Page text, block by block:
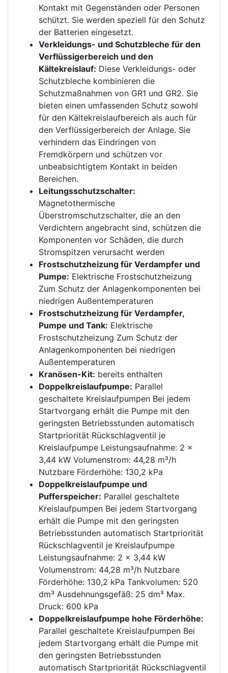
Kontakt mit Gegenständen oder Personen
schützt. Sie werden speziell für den Schutz
der Batterien eingesetzt.
Verkleidungs- und Schutzbleche für den
Verflüssigerbereich und den
Kältekreislauf: Diese Verkleidungs- oder
Schutzbleche kombinieren die
Schutzmaßnahmen von GR1 und GR2. Sie
bieten einen umfassenden Schutz sowohl
für den Kältekreislaufbereich als auch für
den Verflüssigerbereich der Anlage. Sie
verhindern das Eindringen von
Fremdkörpern und schützen vor
unbeabsichtigtem Kontakt in beiden
Bereichen.
Leitungsschutzschalter:
Magnetothermische
Überstromschutzschalter, die an den
Verdichtern angebracht sind, schützen die
Komponenten vor Schäden, die durch
Stromspitzen verursacht werden
Frostschutzheizung für Verdampfer und
Pumpe: Elektrische Frostschutzheizung
Zum Schutz der Anlagenkomponenten bei
niedrigen Außentemperaturen
Frostschutzheizung für Verdampfer,
Pumpe und Tank: Elektrische
Frostschutzheizung Zum Schutz der
Anlagenkomponenten bei niedrigen
Außentemperaturen
Kranösen-Kit: bereits enthalten
Doppelkreislaufpumpe: Parallel
geschaltete Kreislaufpumpen Bei jedem
Startvorgang erhält die Pumpe mit den
geringsten Betriebsstunden automatisch
Startpriorität Rückschlagventil je
Kreislaufpumpe Leistungsaufnahme: 2 x
3,44 kW Volumenstrom: 44,28 m³/h
Nutzbare Förderhöhe: 130,2 kPa
Doppelkreislaufpumpe und
Pufferspeicher: Parallel geschaltete
Kreislaufpumpen Bei jedem Startvorgang
erhält die Pumpe mit den geringsten
Betriebsstunden automatisch Startpriorität
Rückschlagventil je Kreislaufpumpe
Leistungsaufnahme: 2 x 3,44 kW
Volumenstrom: 44,28 m³/h Nutzbare
Förderhöhe: 130,2 kPa Tankvolumen: 520
dm³ Ausdehnungsgefäß: 25 dm³ Max.
Druck: 600 kPa
Doppelkreislaufpumpe hohe Förderhöhe:
Parallel geschaltete Kreislaufpumpen Bei
jedem Startvorgang erhält die Pumpe mit
den geringsten Betriebsstunden
automatisch Startpriorität Rückschlagventil